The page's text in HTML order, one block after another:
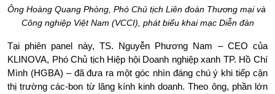
Ông Hoàng Quang Phòng, Phó Chủ tịch Liên đoàn Thương mại và
Công nghiệp Việt Nam (VCCI), phát biểu khai mạc Diễn đàn
Tại phiên panel này, TS. Nguyễn Phương Nam – CEO của
KLINOVA, Phó Chủ tịch Hiệp hội Doanh nghiệp xanh TP. Hồ Chí
Mình (HGBA) – đã đưa ra một góc nhìn đáng chú ý khi tiếp cận
thị trường các-bon từ lăng kính kinh doanh. Theo ông, phần lớn